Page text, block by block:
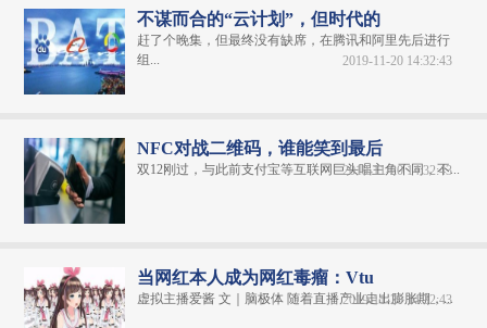
不谋而合的“云计划”，但时代的
赶了个晚集，但最终没有缺席，在腾讯和阿里先后进行
组...
2019-11-20 14:32:43
NFC对战二维码，谁能笑到最后
双12刚过，与此前支付宝等互联网巨头唱主角不同，不...
2019-11-20 14:32:43
当网红本人成为网红毒瘤：Vtu
虚拟主播爱酱 文｜脑极体 随着直播产业走出膨胀期，...
2019-11-20 14:32:43